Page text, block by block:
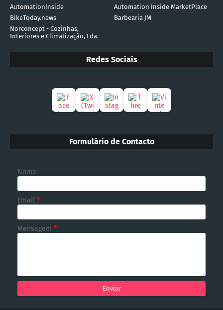
AutomationInside
Automation Inside MarketPlace
BikeToday.news
Barbearia JM
Norconcept - Cozinhas,
Interiores e Climatização, Lda.
Redes Sociais
Formulário de Contacto
Nome
Email *
Mensagem *